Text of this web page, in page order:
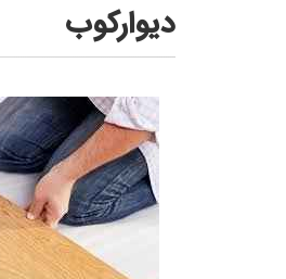
دیوارکوب